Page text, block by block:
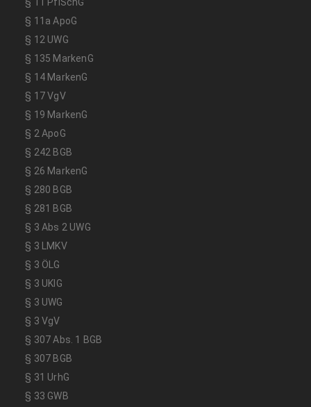
§ 11a ApoG
§ 12 UWG
§ 135 MarkenG
§ 14 MarkenG
§ 17 VgV
§ 19 MarkenG
§ 2 ApoG
§ 242 BGB
§ 26 MarkenG
§ 280 BGB
§ 281 BGB
§ 3 Abs 2 UWG
§ 3 LMKV
§ 3 ÖLG
§ 3 UKlG
§ 3 UWG
§ 3 VgV
§ 307 Abs. 1 BGB
§ 307 BGB
§ 31 UrhG
§ 33 GWB